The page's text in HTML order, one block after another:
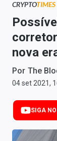
Anuncie
Últimas
Newsletters
Cotações
CRYPTOTIMES
nova
Por The
04 set 2021,
SIGA